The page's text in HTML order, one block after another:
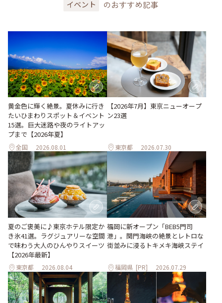
イベント のおすすめ記事
黄金色に輝く絶景。夏休みに行き
たいひまわりスポット＆イベント
15選。巨大迷路や夜のライトアッ
プまで【2026年夏】
全国 2026.08.01
【2026年7月】東京ニューオープ
ン23選
東京都 2026.07.30
夏のご褒美に♪東京ホテル限定か
き氷41選。ラグジュアリーな空間
で味わう大人のひんやりスイーツ
【2026年最新】
東京都 2026.08.04
福岡に新オープン「BEB5門司
港」。関門海峡の絶景とレトロな
街並みに浸るトキメキ海峡ステイ
福岡県 [PR] 2026.07.29